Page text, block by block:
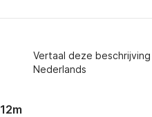
Vertaal deze
Nederlands